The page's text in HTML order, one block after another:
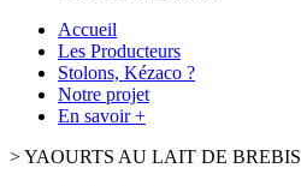
Accueil
Les Producteurs
Stolons, Kézaco ?
Notre projet
En savoir +
>YAOURTS AU LAIT DE BREBIS